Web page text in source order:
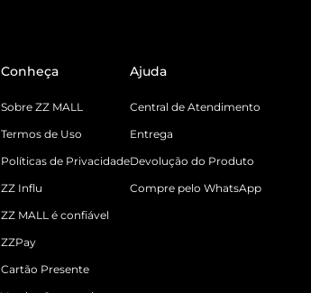
Conheça
Sobre ZZ MALL
Termos de Uso
Políticas de Privacidade
ZZ Influ
ZZ MALL é confiável
ZZPay
Cartão Presente
Ajuda
Central de Atendimento
Entrega
Devolução do Produto
Compre pelo WhatsApp